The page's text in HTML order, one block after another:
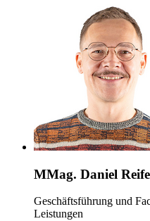
MMag. Daniel
Geschäftsführung und
Leistungen